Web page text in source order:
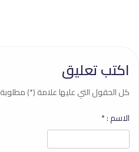
اكتب تعليق
كل الحقول التي عليها علامة (*) مطلوبة
الاسم :*